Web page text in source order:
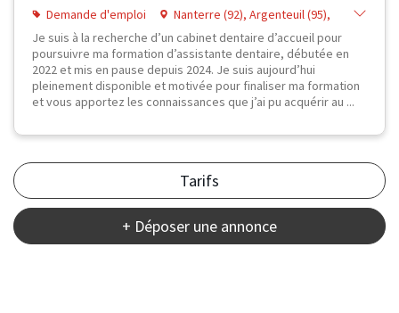
Demande d'emploi
Nanterre (92), Argenteuil (95),
Cergy (95), Montigny-lès-Cormeilles
(95), Achères (78), Conflans-Sainte-
Honorine (78), Houilles (78),
Maisons-Laffitte (78), Sartrouville
(78), Poissy (78)
Je suis à la recherche d’un cabinet dentaire d’accueil pour
poursuivre ma formation d’assistante dentaire, débutée en
2022 et mis en pause depuis 2024. Je suis aujourd’hui
pleinement disponible et motivée pour finaliser ma formation
et vous apportez les connaissances que j’ai pu acquérir au ...
Tarifs
+ Déposer une annonce